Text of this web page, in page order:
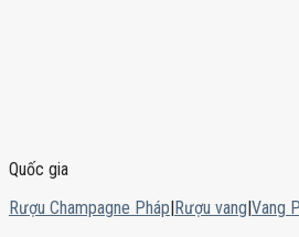
Quốc gia
Rượu Champagne Pháp|Rượu vang|Vang